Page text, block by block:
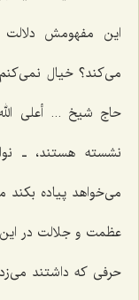
این مفهومش
می‌کند؟ خیال
حاج شیخ ...أعلی
نشسته هستند، ـ
می‌خواهد پیاده
عظمت و جلالت در
حرفی که داشتند